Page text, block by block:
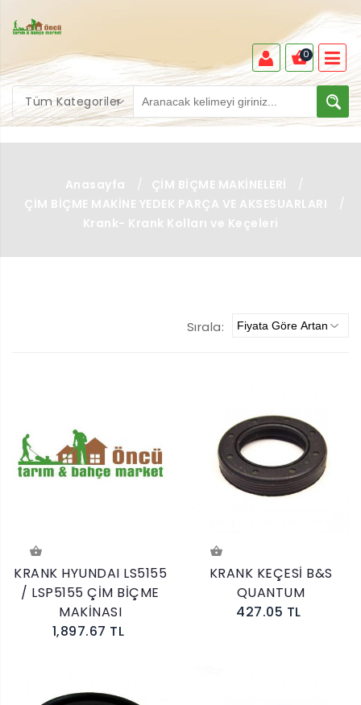
Tüm Kategoriler
0
Anasayfa / ÇİM BİÇME MAKİNELERİ
/
ÇİM BİÇME MAKİNE YEDEK PARÇA VE AKSESUARLARI
/
Krank- Krank Kolları ve Keçeleri
Sırala:
KRANK HYUNDAI LS5155
/ LSP5155 ÇİM BİÇME
MAKİNASI
1,897.67 TL
KRANK KEÇESİ B&S
QUANTUM
427.05 TL